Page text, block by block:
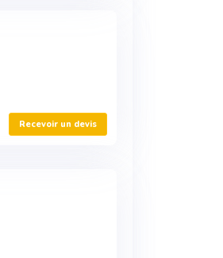
Recevoir un devis